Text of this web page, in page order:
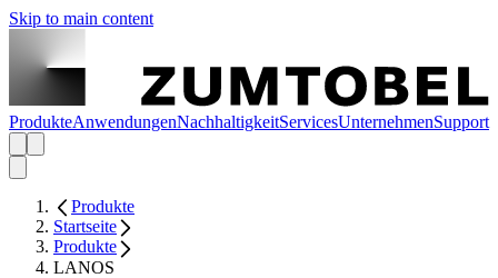
Skip to main content
ProdukteAnwendungenNachhaltigkeitServicesUnternehmenSupport
Produkte
Startseite
Produkte
LANOS